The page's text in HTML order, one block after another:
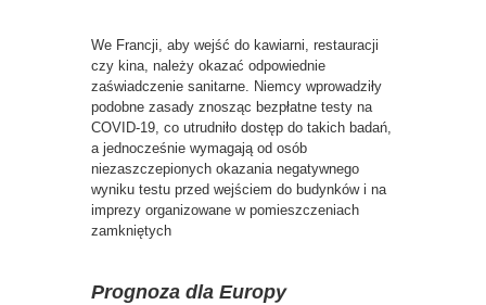
We Francji, aby wejść do kawiarni, restauracji
czy kina, należy okazać odpowiednie
zaświadczenie sanitarne. Niemcy wprowadziły
podobne zasady znosząc bezpłatne testy na
COVID-19, co utrudniło dostęp do takich badań,
a jednocześnie wymagają od osób
niezaszczepionych okazania negatywnego
wyniku testu przed wejściem do budynków i na
imprezy organizowane w pomieszczeniach
zamkniętych
Prognoza dla Europy